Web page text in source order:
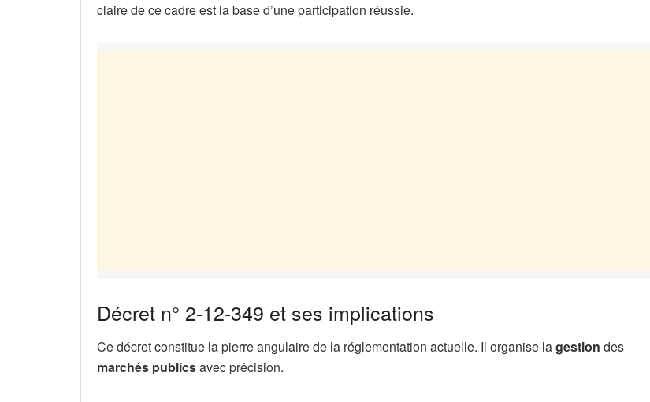
claire de ce cadre est la base d’une participation réussie.
Décret n° 2-12-349 et ses implications
Ce décret constitue la pierre angulaire de la réglementation actuelle. Il organise lagestion des
marchés publicsavec précision.